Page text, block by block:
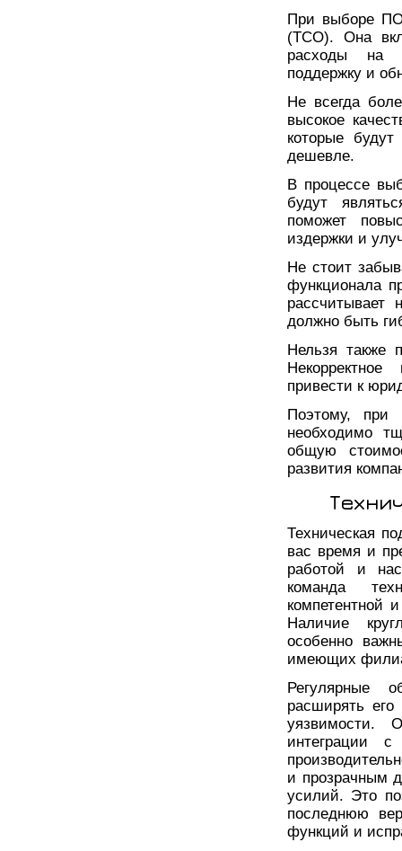
При выборе ПО
(TCO). Она
расходы на
поддержку и
Не всегда
высокое
которые
дешевле.
В процессе
будут
поможет
издержки и
Не стоит
функционала
должно быть
Нельзя также
привести к
Поэтому, при
необходимо
общую
развития
Техническая
вас время и
работой и
команда
компетентной
Наличие
особенно
имеющих
Регулярные
расширять
уязвимости.
интеграции
и прозрачным
усилий. Это
последнюю
функций и